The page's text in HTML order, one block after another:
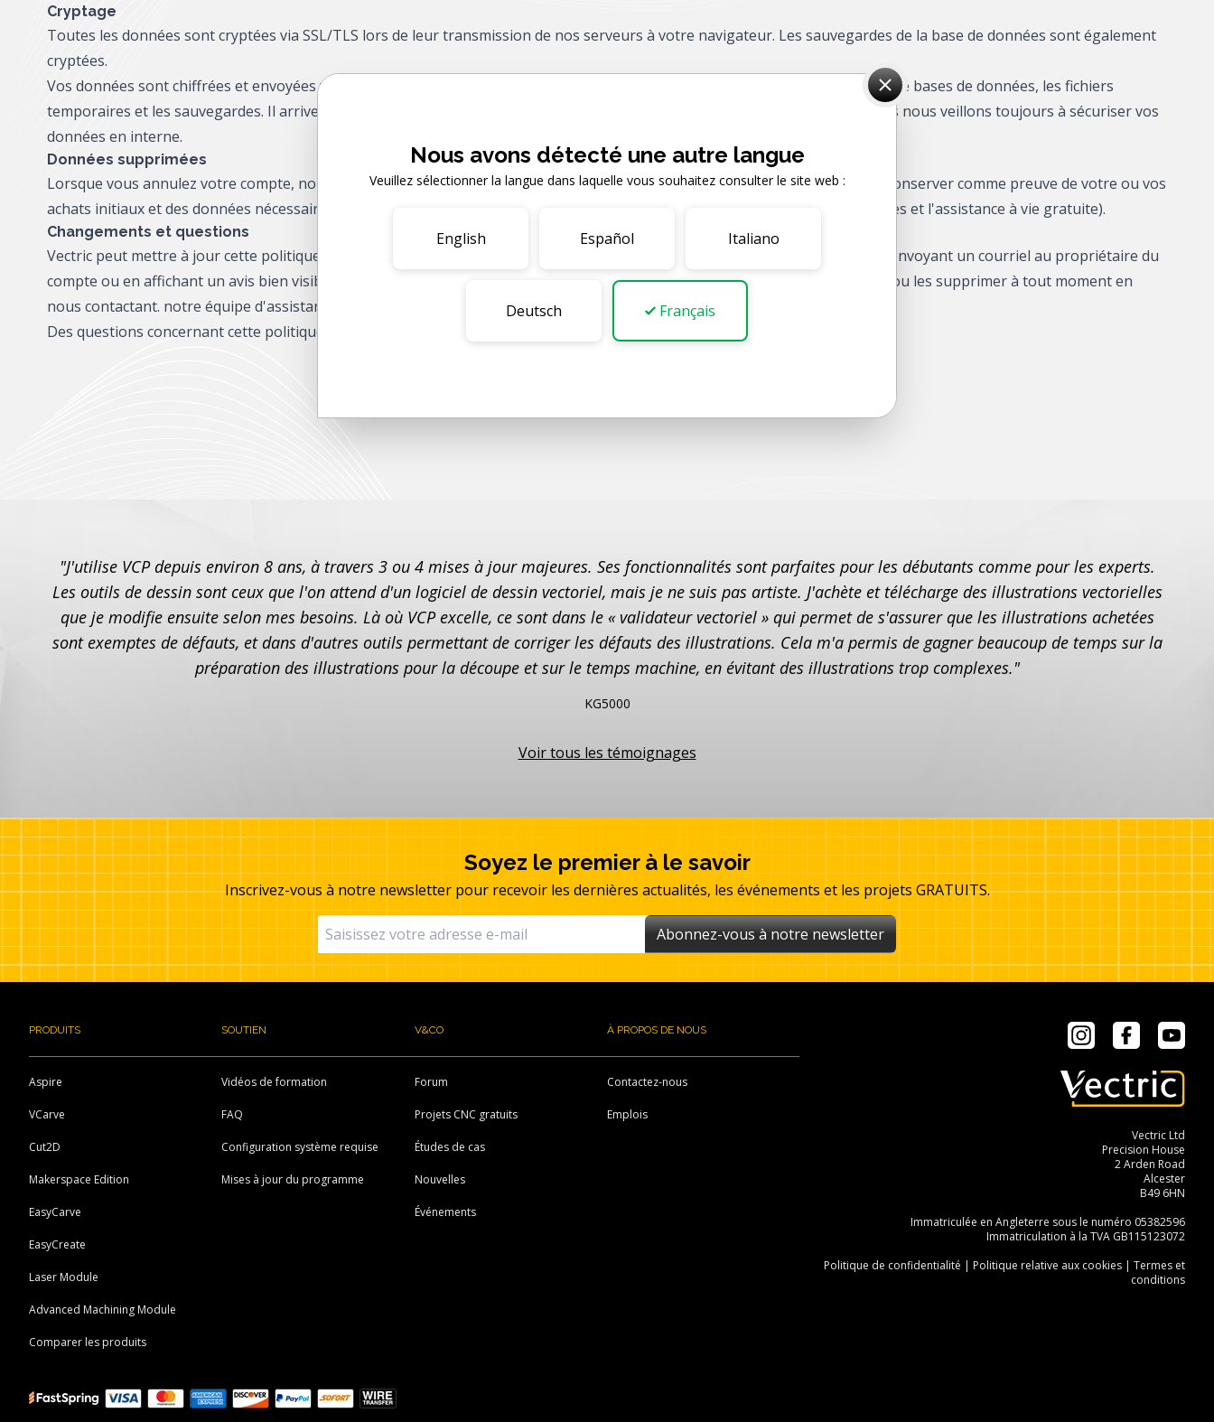
Cryptage
Toutes les données sont cryptées via SSL/TLS lors de leur transmission de nos serveurs à votre navigateur. Les sauvegardes de la base de données sont également
cryptées.
Vos données sont chiffrées et envoyées via HTTPS lors du transport, ainsi que chiffrées lors de leur stockage dans les tables de bases de données, les fichiers
temporaires et les sauvegardes. Il arrive que nous ayons besoin de lire vos informations, celles-ci ne soient pas cryptées, mais nous veillons toujours à sécuriser vos
données en interne.
Données supprimées
Lorsque vous annulez votre compte, nous supprimerons vos données personnelles à l'exception de celles que nous devons conserver comme preuve de votre ou vos
achats initiaux et des données nécessaires pour remplir nos obligations envers vous (par exemple, les mises à niveau gratuites et l'assistance à vie gratuite).
Changements et questions
Vectric peut mettre à jour cette politique très occasionnellement — nous vous informerons des changements importants en envoyant un courriel au propriétaire du
compte ou en affichant un avis bien visible sur notre site. Vous pouvez accéder à vos informations personnelles, les modifier ou les supprimer à tout moment en
nous contactant. notre équipe d'assistance.
Des questions concernant cette politique de confidentialité ? S'il te plaît
entrer en contact et nous serons ravis d'y répondre !
"J'utilise VCP depuis environ 8 ans, à travers 3 ou 4 mises à jour majeures. Ses fonctionnalités sont parfaites pour les débutants comme pour les experts.
Les outils de dessin sont ceux que l'on attend d'un logiciel de dessin vectoriel, mais je ne suis pas artiste. J'achète et télécharge des illustrations vectorielles
que je modifie ensuite selon mes besoins. Là où VCP excelle, ce sont dans le « validateur vectoriel » qui permet de s'assurer que les illustrations achetées
sont exemptes de défauts, et dans d'autres outils permettant de corriger les défauts des illustrations. Cela m'a permis de gagner beaucoup de temps sur la
préparation des illustrations pour la découpe et sur le temps machine, en évitant des illustrations trop complexes."
KG5000
Voir tous les témoignages
Soyez le premier à le savoir
Inscrivez-vous à notre newsletter pour recevoir les dernières actualités, les événements et les projets GRATUITS.
Abonnez-vous à notre newsletter
PRODUITS
Aspire
VCarve
Cut2D
Makerspace Edition
EasyCarve
EasyCreate
Laser Module
Advanced Machining Module
Comparer les produits
SOUTIEN
Vidéos de formation
FAQ
Configuration système requise
Mises à jour du programme
V&CO
Forum
Projets CNC gratuits
Études de cas
Nouvelles
Événements
À PROPOS DE NOUS
Contactez-nous
Emplois
Vectric Ltd
Precision House
2 Arden Road
Alcester
B49 6HN
Immatriculée en Angleterre sous le numéro 05382596
Immatriculation à la TVA GB115123072
Politique de confidentialité | Politique relative aux cookies| Termes et
conditions
Nous avons détecté une autre langue
Veuillez sélectionner la langue dans laquelle vous souhaitez consulter le site web :
English Español Italiano
Deutsch Français